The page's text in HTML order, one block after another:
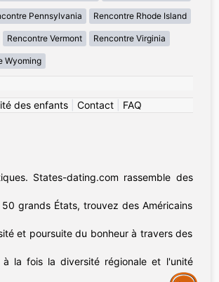
Pennsylvania Rencontre Rhode Island
Rencontre Vermont Rencontre Virginia
Wyoming
des enfants| Contact| FAQ
States-dating.com rassemble des
grands États, trouvez des Américains
et poursuite du bonheur à travers des
la fois la diversité régionale et l'unité